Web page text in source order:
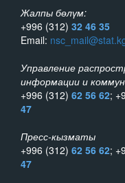
Жалпы бөлүм:
+996 (312) 32 46 35
Email:
Управление
информации и
+996 (312) 62 56 62;
47
Пресс-кызматы
+996 (312) 62 56 62;
47